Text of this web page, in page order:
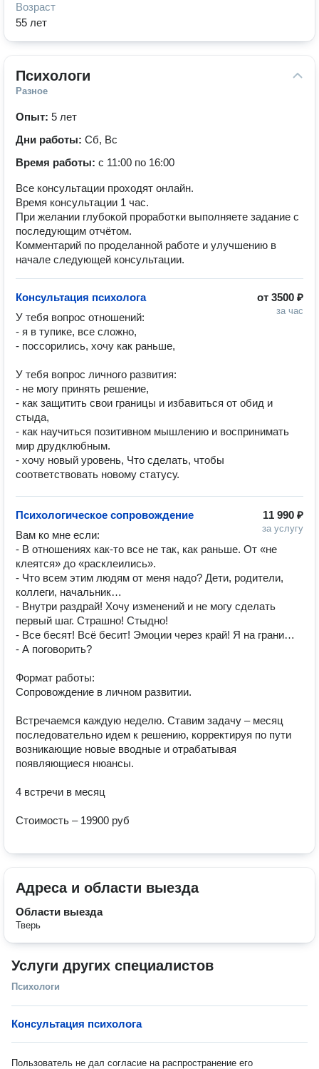
Возраст
55 лет
Психологи
Разное
Опыт: 5 лет
Дни работы: Сб, Вс
Время работы: с 11:00 по 16:00
Все консультации проходят онлайн.
Время консультации 1 час.
При желании глубокой проработки выполняете задание с
последующим отчётом.
Комментарий по проделанной работе и улучшению в
начале следующей консультации.
от 3500 ₽
за час
Консультация психолога
У тебя вопрос отношений:
- я в тупике, все сложно,
- поссорились, хочу как раньше,
У тебя вопрос личного развития:
- не могу принять решение,
- как защитить свои границы и избавиться от обид и
стыда,
- как научиться позитивном мышлению и воспринимать
мир друдклюбным.
- хочу новый уровень, Что сделать, чтобы
11 990 ₽
за услугу
Психологическое сопровождение
Вам ко мне если:
- В отношениях как-то все не так, как раньше. От «не
клеятся» до «расклеились».
- Что всем этим людям от меня надо? Дети, родители,
коллеги, начальник…
- Внутри раздрай! Хочу изменений и не могу сделать
первый шаг. Страшно! Стыдно!
- Все бесят! Всё бесит! Эмоции через край! Я на грани…
- А поговорить?
Формат работы:
Сопровождение в личном развитии.
Встречаемся каждую неделю. Ставим задачу – месяц
последовательно идем к решению, корректируя по пути
возникающие новые вводные и отрабатывая
появляющиеся нюансы.
4 встречи в месяц
Стоимость – 19900 руб
Адреса и области выезда
Области выезда
Тверь
Услуги других специалистов
Психологи
Консультация психолога
Пользователь не дал согласие на распространение его